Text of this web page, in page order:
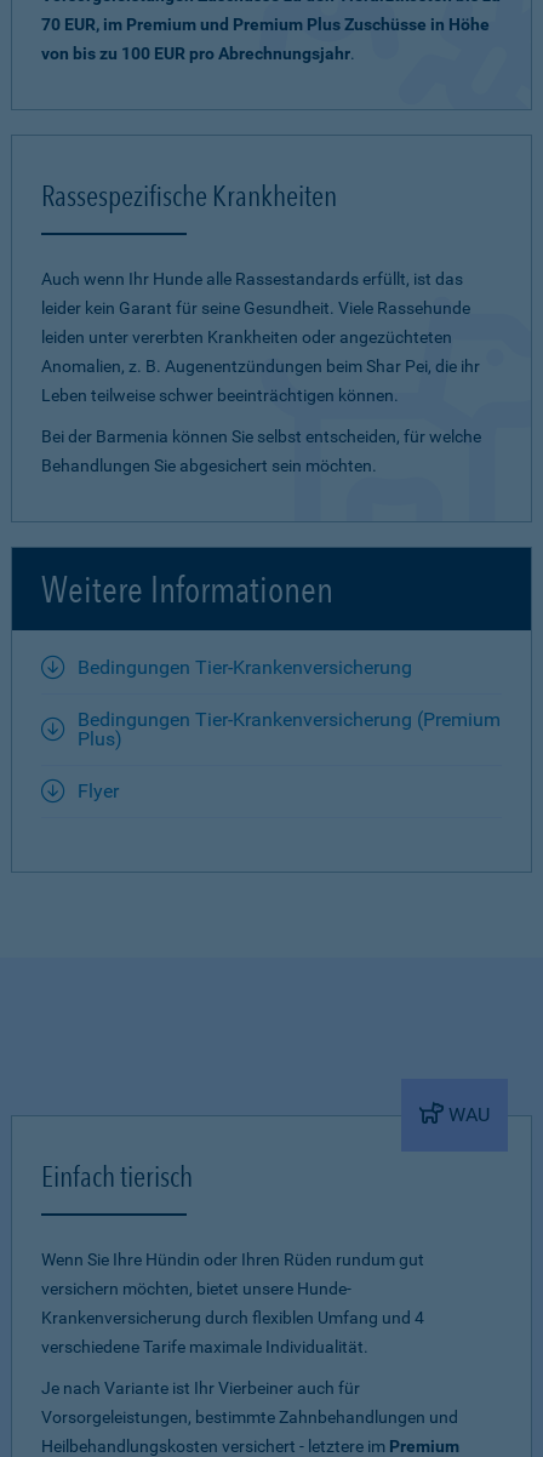
70 EUR, im Premium und Premium Plus Zuschüsse in Höhe
von bis zu 100 EUR pro Abrechnungsjahr.
Rassespezifische Krankheiten
Auch wenn Ihr Hunde alle Rassestandards erfüllt, ist das
leider kein Garant für seine Gesundheit. Viele Rassehunde
leiden unter vererbten Krankheiten oder angezüchteten
Anomalien, z. B. Augenentzündungen beim Shar Pei, die ihr
Leben teilweise schwer beeinträchtigen können.
Bei der Barmenia können Sie selbst entscheiden, für welche
Behandlungen Sie abgesichert sein möchten.
Weitere Informationen
Bedingungen Tier-Krankenversicherung
Bedingungen Tier-Krankenversicherung (Premium
Plus)
Flyer
WAU
Einfach tierisch
Wenn Sie Ihre Hündin oder Ihren Rüden rundum gut
versichern möchten, bietet unsere Hunde-
Krankenversicherung durch flexiblen Umfang und 4
verschiedene Tarife maximale Individualität.
Je nach Variante ist Ihr Vierbeiner auch für
Vorsorgeleistungen, bestimmte Zahnbehandlungen und
Heilbehandlungskosten versichert - letztere im Premium